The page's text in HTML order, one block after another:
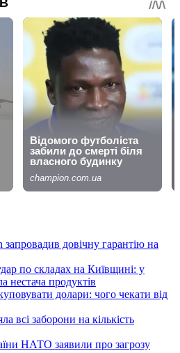
запровадив довічну гарантію на
по складах на Київщині: у
нестача продуктів
долари: чого чекати від
всі заборони на кількість
НАТО заявили про загрозу